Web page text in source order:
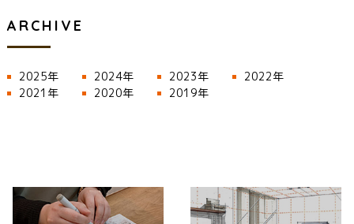
ARCHIVE
2025年 2024年 2023年
2022年
2021年
2020年 2019年